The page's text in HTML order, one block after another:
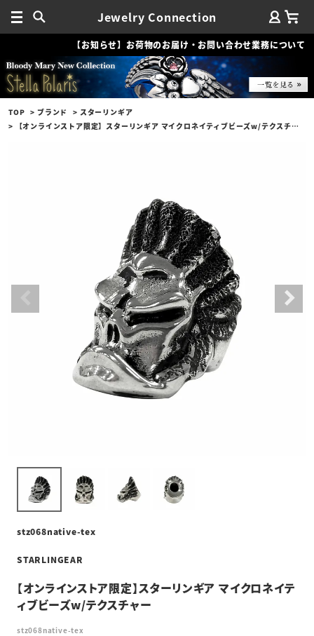
Jewelry Connection
【お知らせ】お荷物のお届け・お問い合わせ業務について
TOP ブランド
スターリンギア
【オンラインストア限定】スターリンギア マイクロネイティブビーズw/テクスチャー
stz068native-tex
STARLINGEAR
【オンラインストア限定】スターリンギア マイクロネイテ
ィブビーズw/テクスチャー
stz068native-tex